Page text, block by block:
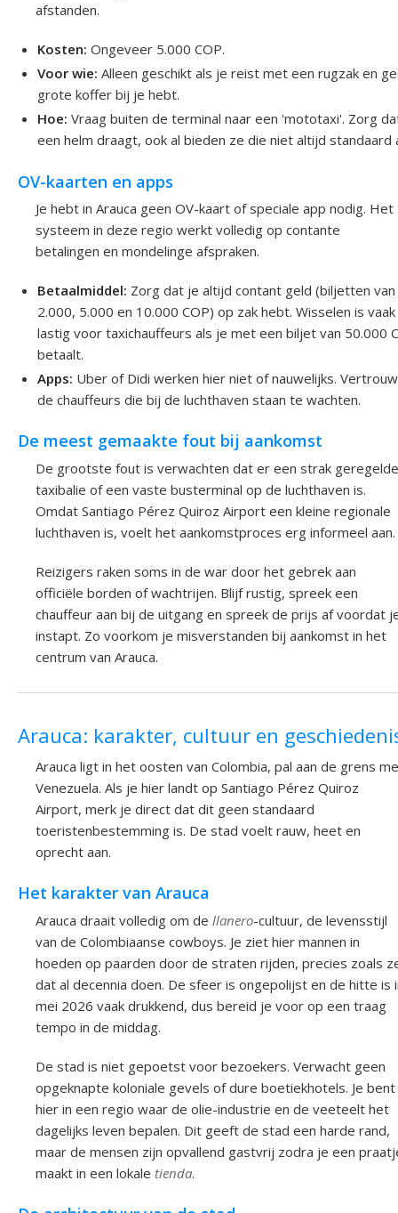
afstanden.
Kosten: Ongeveer 5.000 COP.
Voor wie: Alleen geschikt als je reist met een rugzak en
grote koffer bij je hebt.
Hoe: Vraag buiten de terminal naar een 'mototaxi'. Zorg
een helm draagt, ook al bieden ze die niet altijd standaard
OV-kaarten en apps
Je hebt in Arauca geen OV-kaart of speciale app nodig. Het
systeem in deze regio werkt volledig op contante
betalingen en mondelinge afspraken.
Betaalmiddel: Zorg dat je altijd contant geld (biljetten van
2.000, 5.000 en 10.000 COP) op zak hebt. Wisselen is vaak
lastig voor taxichauffeurs als je met een biljet van 50.000
betaalt.
Apps: Uber of Didi werken hier niet of nauwelijks.
de chauffeurs die bij de luchthaven staan te wachten.
De meest gemaakte fout bij aankomst
De grootste fout is verwachten dat er een strak geregelde
taxibalie of een vaste busterminal op de luchthaven is.
Omdat Santiago Pérez Quiroz Airport een kleine regionale
luchthaven is, voelt het aankomstproces erg informeel aan.
Reizigers raken soms in de war door het gebrek aan
officiële borden of wachtrijen. Blijf rustig, spreek een
chauffeur aan bij de uitgang en spreek de prijs af voordat
instapt. Zo voorkom je misverstanden bij aankomst in het
centrum van Arauca.
Arauca: karakter, cultuur en
Arauca ligt in het oosten van Colombia, pal aan de grens
Venezuela. Als je hier landt op Santiago Pérez Quiroz
Airport, merk je direct dat dit geen standaard
toeristenbestemming is. De stad voelt rauw, heet en
oprecht aan.
Het karakter van Arauca
Arauca draait volledig om de llanero-cultuur, de levensstijl
van de Colombiaanse cowboys. Je ziet hier mannen in
hoeden op paarden door de straten rijden, precies zoals
dat al decennia doen. De sfeer is ongepolijst en de hitte is
mei 2026 vaak drukkend, dus bereid je voor op een traag
tempo in de middag.
De stad is niet gepoetst voor bezoekers. Verwacht geen
opgeknapte koloniale gevels of dure boetiekhotels. Je bent
hier in een regio waar de olie-industrie en de veeteelt het
dagelijks leven bepalen. Dit geeft de stad een harde rand,
maar de mensen zijn opvallend gastvrij zodra je een
maakt in een lokale tienda.